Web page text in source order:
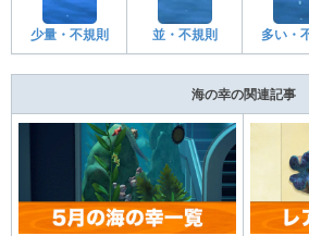
少量・不規則 並・不規則 多い・
海の幸の関連記事